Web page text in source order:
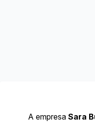
A empresa Sara